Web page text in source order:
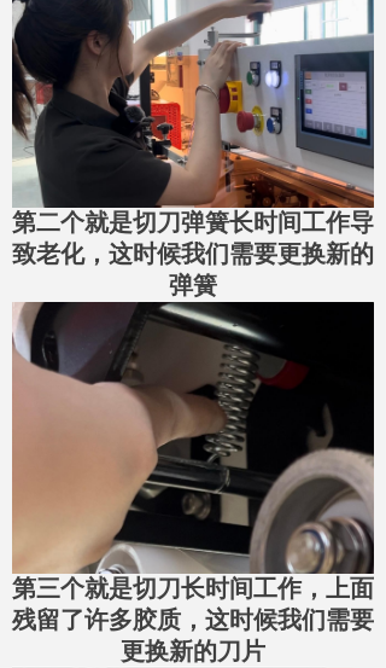
第二个就是切刀弹簧长时间工作导
致老化，这时候我们需要更换新的
弹簧
第三个就是切刀长时间工作，上面
残留了许多胶质，这时候我们需要
更换新的刀片